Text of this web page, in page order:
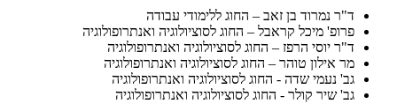
ד"ר נמרוד בן זאב – החוג ללימודי עבודה
פרופ' מיכל קראבל – החוג לסוציולוגיה ואנתרופולוגיה
ד"ר יוסי הרפז – החוג לסוציולוגיה ואנתרופולוגיה
מר אילון טוהר – החוג לסוציולוגיה ואנתרופולוגיה
גב' נעמי שדה - החוג לסוציולוגיה ואנתרופולוגיה
גב' שיר קולר - החוג לסוציולוגיה ואנתרופולוגיה